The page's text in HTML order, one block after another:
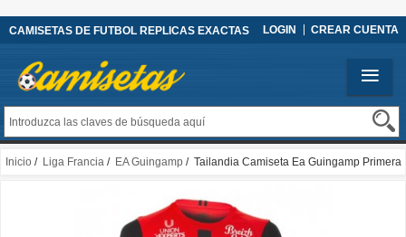
CAMISETAS DE FUTBOL REPLICAS EXACTAS LOGIN CREAR CUENTA
Inicio / Liga Francia / EA Guingamp / Tailandia Camiseta Ea Guingamp Primera